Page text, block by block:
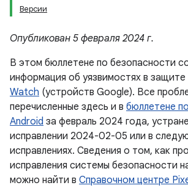
Версии
Опубликован 5 февраля 2024 г.
В этом бюллетене по безопасности
информация об уязвимостях в защите
Watch (устройств Google). Все
перечисленные здесь и в бюллетене
Android за февраль 2024 года,
исправлении 2024-02-05 или в
исправлениях. Сведения о том, как
исправления системы безопасности
можно найти в Справочном центре